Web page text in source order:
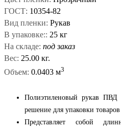
ГОСТ: 10354-82
Вид пленки: Рукав
В упаковке:: 25 кг
На складе: под заказ
Вес: 25.00 кг.
Объем: 0.0403 м3
Полиэтиленовый рукав
решение для упаковки
Представляет собой